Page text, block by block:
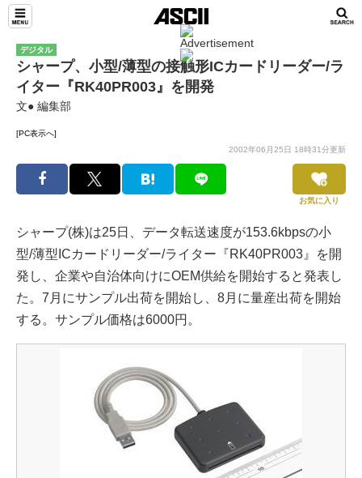
デジタル
シャープ、小型/薄型の接触形ICカードリーダー/ラ
イター『RK40PR003』を開発
文● 編集部
[PC表示へ]
2002年06月25日 18時31分更新
お気に入り
シャープ(株)は25日、データ転送速度が153.6kbpsの小
型/薄型ICカードリーダー/ライター『RK40PR003』を開
発し、企業や自治体向けにOEM供給を開始すると発表し
た。7月にサンプル出荷を開始し、8月に量産出荷を開始
する。サンプル価格は6000円。